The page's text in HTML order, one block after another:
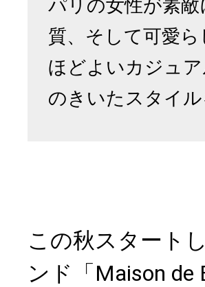
パリの女性が素
質、そして可愛
ほどよいカジュ
のきいたスタイ
この秋スタート
ンド「Maison de